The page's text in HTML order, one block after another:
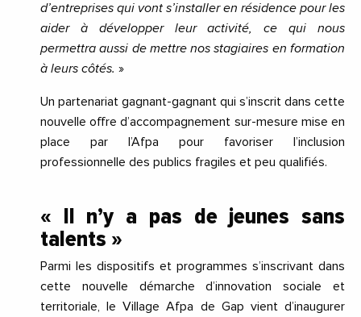
d’entreprises qui vont s’installer en résidence pour les
aider à développer leur activité, ce qui nous
permettra aussi de mettre nos stagiaires en formation
à leurs côtés. »
Un partenariat gagnant-gagnant qui s’inscrit dans cette
nouvelle offre d’accompagnement sur-mesure mise en
place par l’Afpa pour favoriser l’inclusion
professionnelle des publics fragiles et peu qualifiés.
« Il n’y a pas de jeunes sans
talents »
Parmi les dispositifs et programmes s’inscrivant dans
cette nouvelle démarche d’innovation sociale et
territoriale, le Village Afpa de Gap vient d’inaugurer